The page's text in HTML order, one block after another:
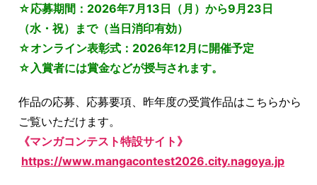
☆応募期間：2026年7月13日（月）から9月23日
（水・祝）まで（当日消印有効）
☆オンライン表彰式：2026年12月に開催予定
☆入賞者には賞金などが授与されます。
作品の応募、応募要項、昨年度の受賞作品はこちらから
ご覧いただけます。
《マンガコンテスト特設サイト 》
https://www.mangacontest2026.city.nagoya.jp